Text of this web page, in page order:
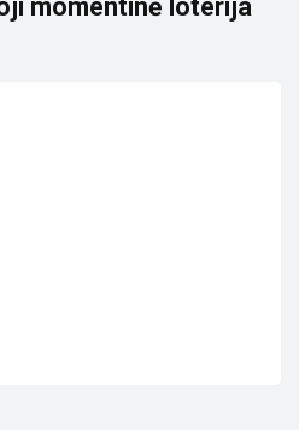
momentinė loterija